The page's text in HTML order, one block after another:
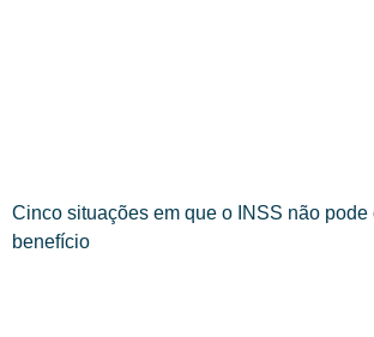
Cinco situações em que o INSS não pode
benefício